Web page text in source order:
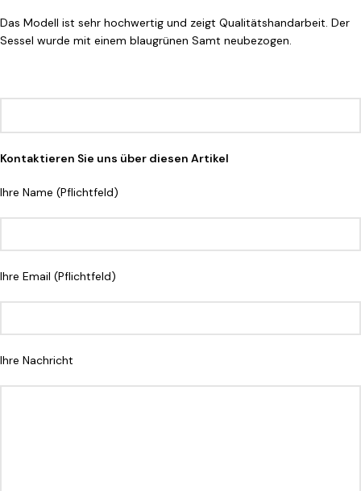
Das Modell ist sehr hochwertig und zeigt Qualitätshandarbeit. Der
Sessel wurde mit einem blaugrünen Samt neubezogen.
Kontaktieren Sie uns über diesen Artikel
Ihre Name (Pflichtfeld)
Ihre Email (Pflichtfeld)
Ihre Nachricht